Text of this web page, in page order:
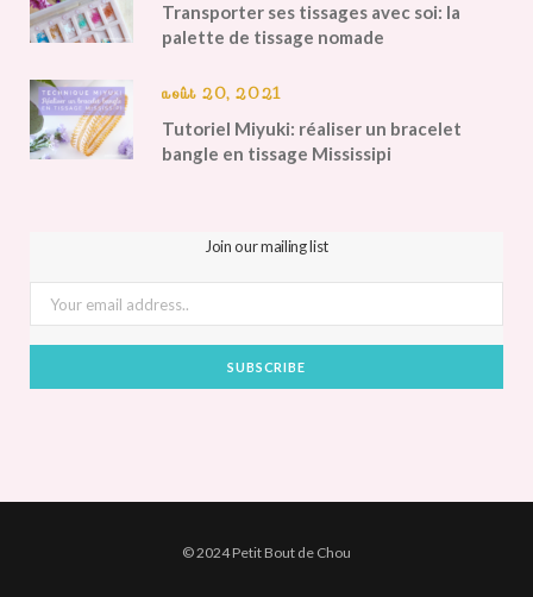
Transporter ses tissages avec soi: la
palette de tissage nomade
août 20, 2021
Tutoriel Miyuki: réaliser un bracelet
bangle en tissage Mississipi
Join our mailing list
© 2024 Petit Bout de Chou